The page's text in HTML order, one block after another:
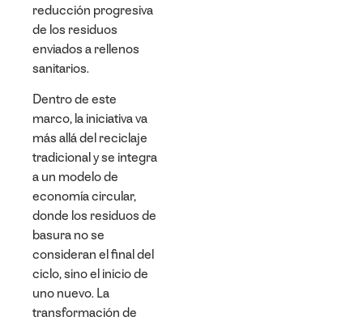
reducción progresiva
de los residuos
enviados a rellenos
sanitarios.
Dentro de este
marco, la iniciativa va
más allá del reciclaje
tradicional y se integra
a un modelo de
economía circular,
donde los residuos de
basura no se
consideran el final del
ciclo, sino el inicio de
uno nuevo. La
transformación de